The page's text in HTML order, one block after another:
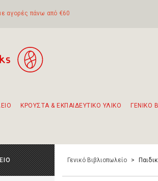
αγορές πάνω από €60
ΚΡΟΥΣΤΑ & ΕΚΠΑΙΔΕΥΤΙΚΟ ΥΛΙΚΟ ΓΕΝΙΚΟ
Γενικό Βιβλιοπωλείο >